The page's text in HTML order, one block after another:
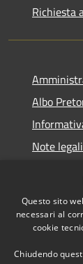
Richiesta
Albo
Note legali
Questo sito
necessari al
cookie
Chiudendo